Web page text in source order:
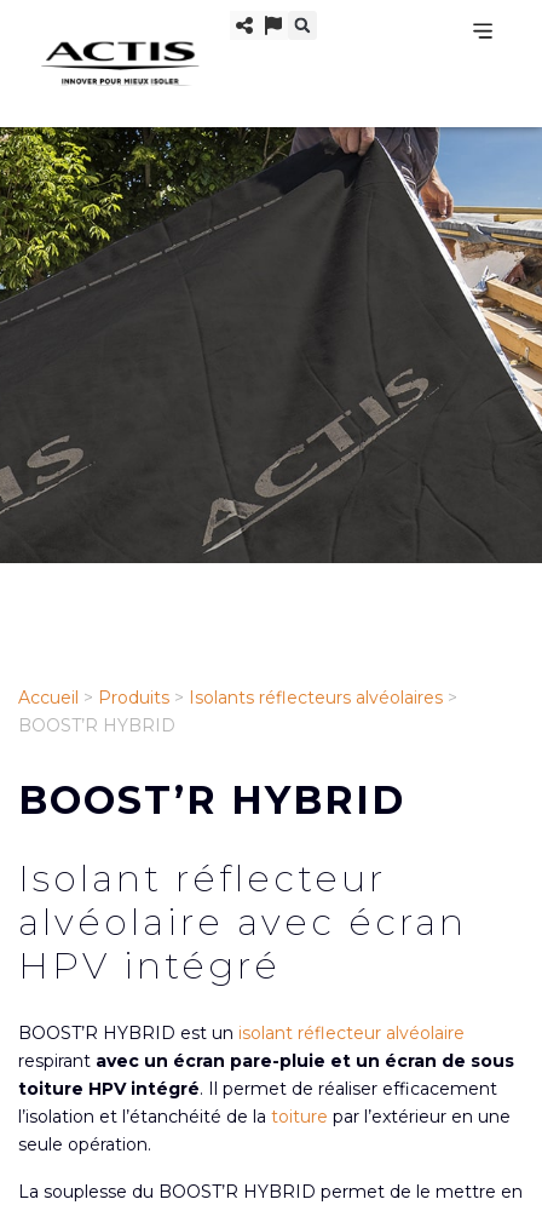
Accueil > Produits > Isolants réflecteurs alvéolaires >
BOOST’R HYBRID
BOOST’R HYBRID
Isolant réflecteur
alvéolaire avec écran
HPV intégré
BOOST’R HYBRID est un isolant réflecteur alvéolaire
respirant avec un écran pare-pluie et un écran de sous
toiture HPV intégré. Il permet de réaliser efficacement
l’isolation et l’étanchéité de la toiture par l’extérieur en une
seule opération.
La souplesse du BOOST’R HYBRID permet de le mettre en